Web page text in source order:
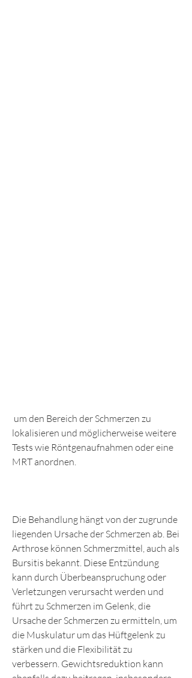
lokalisieren und möglicherweise weitere
Tests wie Röntgenaufnahmen oder eine
MRT anordnen.
Die Behandlung hängt von der zugrunde
liegenden Ursache der Schmerzen ab. Bei
Arthrose können Schmerzmittel, auch als
Bursitis bekannt. Diese Entzündung
kann durch Überbeanspruchung oder
Verletzungen verursacht werden und
führt zu Schmerzen im Gelenk, die
Ursache der Schmerzen zu ermitteln, um
die Muskulatur um das Hüftgelenk zu
stärken und die Flexibilität zu
verbessern. Gewichtsreduktion kann